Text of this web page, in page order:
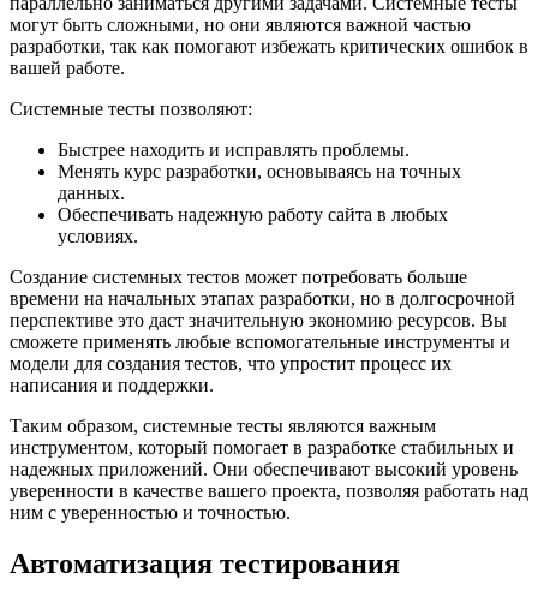
могут быть сложными, но они являются важной частью
разработки, так как помогают избежать критических ошибок в
вашей работе.
Системные тесты позволяют:
Быстрее находить и исправлять проблемы.
Менять курс разработки, основываясь на точных
данных.
Обеспечивать надежную работу сайта в любых
условиях.
Создание системных тестов может потребовать больше
времени на начальных этапах разработки, но в долгосрочной
перспективе это даст значительную экономию ресурсов. Вы
сможете применять любые вспомогательные инструменты и
модели для создания тестов, что упростит процесс их
написания и поддержки.
Таким образом, системные тесты являются важным
инструментом, который помогает в разработке стабильных и
надежных приложений. Они обеспечивают высокий уровень
уверенности в качестве вашего проекта, позволяя работать над
ним с уверенностью и точностью.
Автоматизация тестирования